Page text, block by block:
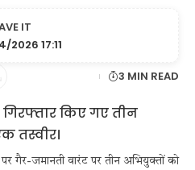
2026 17:11
3 MIN READ
गैर-जमानती वारंट पर तीन अभियुक्तों को